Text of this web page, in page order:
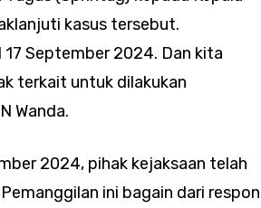
kasus tersebut.
September 2024. Dan kita
terkait untuk dilakukan
Wanda.
2024, pihak kejaksaan telah
ini bagain dari respon